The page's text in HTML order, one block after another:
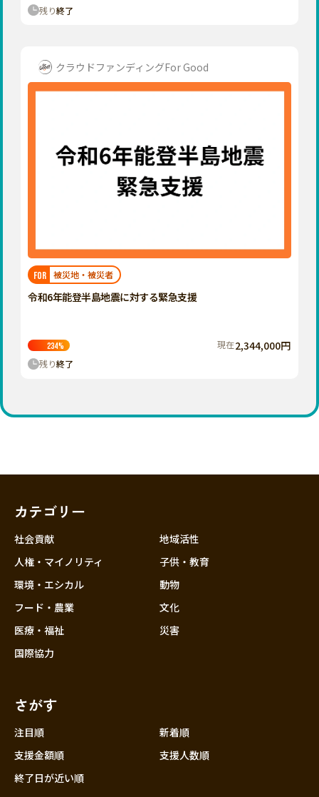
残り終了
クラウドファンディングFor Good
FOR 被災地・被災者
令和6年能登半島地震に対する緊急支援
234% 現在2,344,000円
残り終了
カテゴリー
社会貢献
人権・マイノリティ
環境・エシカル
フード・農業
医療・福祉
国際協力
地域活性
子供・教育
動物
文化
災害
さがす
注目順
新着順
支援金額順
支援人数順
終了日が近い順